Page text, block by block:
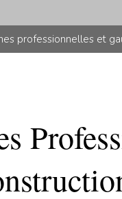
professionnelles et